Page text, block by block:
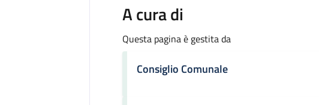
A cura di
Questa pagina è gestita da
Consiglio Comunale